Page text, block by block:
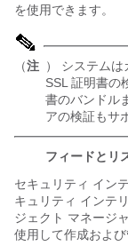
を使用できます。
（注 ） システム
SSL 証明書の
書のバンドル
アの検証もサ
フィードとリ
セキュリティ イン
キュリティ インテ
ジェクト マネージ
使用して作成および